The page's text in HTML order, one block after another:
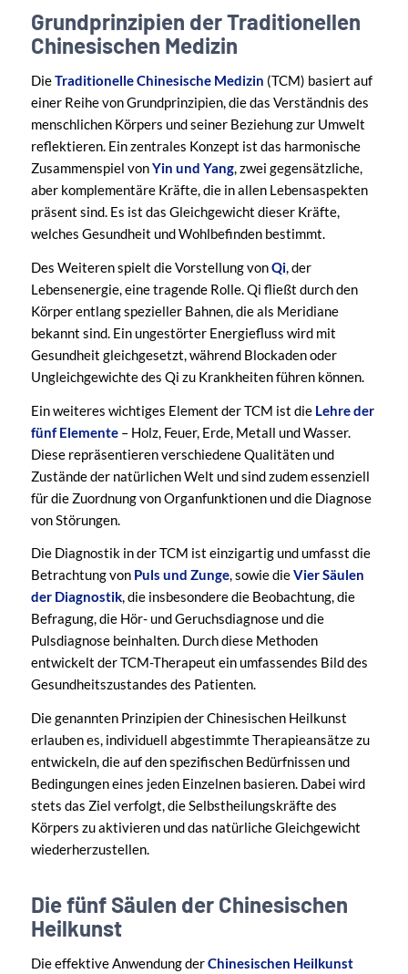
Grundprinzipien der Traditionellen
Chinesischen Medizin
DieTraditionelle Chinesische Medizin (TCM) basiert auf
einer Reihe von Grundprinzipien, die das Verständnis des
menschlichen Körpers und seiner Beziehung zur Umwelt
reflektieren. Ein zentrales Konzept ist das harmonische
Zusammenspiel vonYin und Yang, zwei gegensätzliche,
aber komplementäre Kräfte, die in allen Lebensaspekten
präsent sind. Es ist das Gleichgewicht dieser Kräfte,
welches Gesundheit und Wohlbefinden bestimmt.
Des Weiteren spielt die Vorstellung vonQi, der
Lebensenergie, eine tragende Rolle. Qi fließt durch den
Körper entlang spezieller Bahnen, die als Meridiane
bekannt sind. Ein ungestörter Energiefluss wird mit
Gesundheit gleichgesetzt, während Blockaden oder
Ungleichgewichte des Qi zu Krankheiten führen können.
Ein weiteres wichtiges Element der TCM ist die Lehre der
fünf Elemente– Holz, Feuer, Erde, Metall und Wasser.
Diese repräsentieren verschiedene Qualitäten und
Zustände der natürlichen Welt und sind zudem essenziell
für die Zuordnung von Organfunktionen und die Diagnose
von Störungen.
Die Diagnostik in der TCM ist einzigartig und umfasst die
Betrachtung von Puls und Zunge, sowie dieVier Säulen
der Diagnostik, die insbesondere die Beobachtung, die
Befragung, die Hör- und Geruchsdiagnose und die
Pulsdiagnose beinhalten. Durch diese Methoden
entwickelt der TCM-Therapeut ein umfassendes Bild des
Gesundheitszustandes des Patienten.
Die genannten Prinzipien der Chinesischen Heilkunst
erlauben es, individuell abgestimmte Therapieansätze zu
entwickeln, die auf den spezifischen Bedürfnissen und
Bedingungen eines jeden Einzelnen basieren. Dabei wird
stets das Ziel verfolgt, die Selbstheilungskräfte des
Körpers zu aktivieren und das natürliche Gleichgewicht
wiederherzustellen.
Die fünf Säulen der Chinesischen
Heilkunst
Die effektive Anwendung derChinesischen Heilkunst